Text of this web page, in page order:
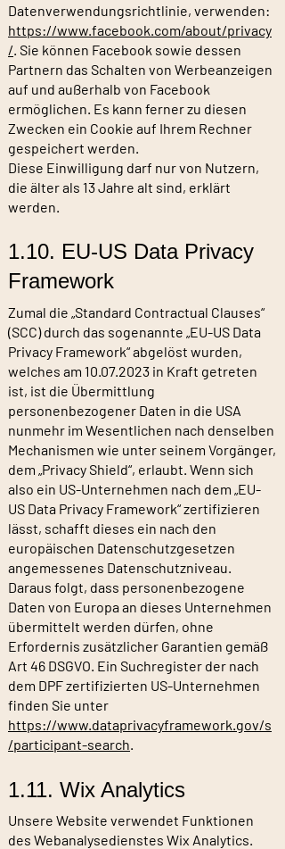
1.11. Wix Analytics
Unsere Website verwendet Funktionen
des Webanalysedienstes Wix Analytics.
1.10. EU-US Data Privacy
Framework
Zumal die „Standard Contractual Clauses“
(SCC) durch das sogenannte „EU-US Data
Privacy Framework“ abgelöst wurden,
welches am 10.07.2023 in Kraft getreten
ist, ist die Übermittlung
personenbezogener Daten in die USA
nunmehr im Wesentlichen nach denselben
Mechanismen wie unter seinem Vorgänger,
dem „Privacy Shield“, erlaubt. Wenn sich
also ein US-Unternehmen nach dem „EU-
US Data Privacy Framework“ zertifizieren
lässt, schafft dieses ein nach den
europäischen Datenschutzgesetzen
angemessenes Datenschutzniveau.
Daraus folgt, dass personenbezogene
Daten von Europa an dieses Unternehmen
übermittelt werden dürfen, ohne
Erfordernis zusätzlicher Garantien gemäß
Art 46 DSGVO. Ein Suchregister der nach
dem DPF zertifizierten US-Unternehmen
finden Sie unter
https://www.dataprivacyframework.gov/s
/participant-search.
Datenverwendungsrichtlinie, verwenden:
https://www.facebook.com/about/privacy
/. Sie können Facebook sowie dessen
Partnern das Schalten von Werbeanzeigen
auf und außerhalb von Facebook
ermöglichen. Es kann ferner zu diesen
Zwecken ein Cookie auf Ihrem Rechner
gespeichert werden.
Diese Einwilligung darf nur von Nutzern,
die älter als 13 Jahre alt sind, erklärt
werden.